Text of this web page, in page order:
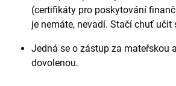
(certifikáty pro poskytování
je nemáte, nevadí. Stačí chuť učit
Jedná se o zástup za mateřskou
dovolenou.